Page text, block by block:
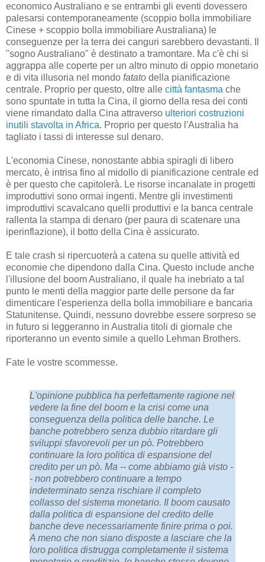
economico Australiano e se entrambi gli eventi dovessero
palesarsi contemporaneamente (scoppio bolla immobiliare
Cinese + scoppio bolla immobiliare Australiana) le
conseguenze per la terra dei canguri sarebbero devastanti. Il
"sogno Australiano" è destinato a tramontare. Ma c'è chi si
aggrappa alle coperte per un altro minuto di oppio monetario
e di vita illusoria nel mondo fatato della pianificazione
centrale. Proprio per questo, oltre alle città fantasma che
sono spuntate in tutta la Cina, il giorno della resa dei conti
viene rimandato dalla Cina attraverso ulteriori costruzioni
inutili stavolta in Africa. Proprio per questo l'Australia ha
tagliato i tassi di interesse sul denaro.
L'economia Cinese, nonostante abbia spiragli di libero
mercato, è intrisa fino al midollo di pianificazione centrale ed
è per questo che capitolerà. Le risorse incanalate in progetti
improduttivi sono ormai ingenti. Mentre gli investimenti
improduttivi scavalcano quelli produttivi e la banca centrale
rallenta la stampa di denaro (per paura di scatenare una
iperinflazione), il botto della Cina è assicurato.
E tale crash si ripercuoterà a catena su quelle attività ed
economie che dipendono dalla Cina. Questo include anche
l'illusione del boom Australiano, il quale ha inebriato a tal
punto le menti della maggior parte delle persone da far
dimenticare l'esperienza della bolla immobiliare e bancaria
Statunitense. Quindi, nessuno dovrebbe essere sorpreso se
in futuro si leggeranno in Australia titoli di giornale che
riporteranno un evento simile a quello Lehman Brothers.
Fate le vostre scommesse.
L'opinione pubblica ha perfettamente ragione nel
vedere la fine del boom e la crisi come una
conseguenza della politica delle banche. Le
banche potrebbero senza dubbio ritardare gli
sviluppi sfavorevoli per un pò. Potrebbero
continuare la loro politica di espansione del
credito per un pò. Ma -- come abbiamo già visto -
- non potrebbero continuare a tempo
indeterminato senza rischiare il completo
collasso del sistema monetario. Il boom causato
dalla politica di espansione del credito delle
banche deve necessariamente finire prima o poi.
A meno che non siano disposte a lasciare che la
loro politica distrugga completamente il sistema